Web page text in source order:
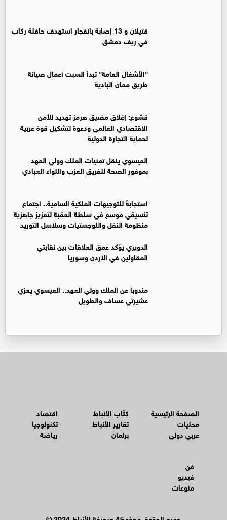
قتيلان و 13 إصابة بانفجار استهدف حافلة ركاب
في ريف دمشق
"الأشغال العامة" تبدأ السبت أعمال صيانة
طريق معان البادية
قشوع: إغلاق مضيق هرمز تهديد للأمن
الاقتصادي العالمي ودعوة لتشكيل قوة عربية
لحماية التجارة الدولية
العيسوي ينقل تمنيات الملك وولي العهد
بموفور الصحة للفريق العزب واللواء العبادي
استجابةً للتوجيهات الملكية السامية.. اجتماع
تنسيقي موسع في سلطة العقبة لتعزيز جاهزية
منظومة النقل واللوجستيات وسلاسل التوريد
الدويري يؤكد عمق العلاقات بين نقابتي
المقاولين في الأردن وسوريا
مندوبا عن الملك وولي العهد.. العيسوي يعزي
عشيرتي عساف والطويل
الصفحة الرئيسية
محليات
عربي دولي
كتّاب الأنباط
تقارير الأنباط
برلمان
اقتصاد
تكنولوجيا
رياضة
فن
فيديو
منوعات